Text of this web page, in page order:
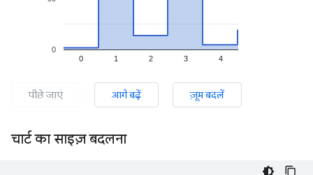
चार्ट का साइज़ बदलना